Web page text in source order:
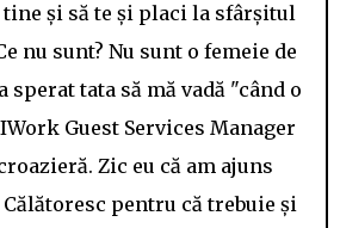
și să te și placi la sfârșitul
nu sunt? Nu sunt o femeie de
sperat tata să mă vadă "când o
Guest Services Manager
Zic eu că am ajuns
Călătoresc pentru că trebuie și